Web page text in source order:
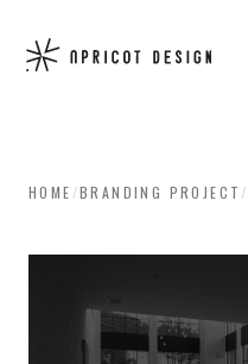
HOME /BRANDING PROJECT /